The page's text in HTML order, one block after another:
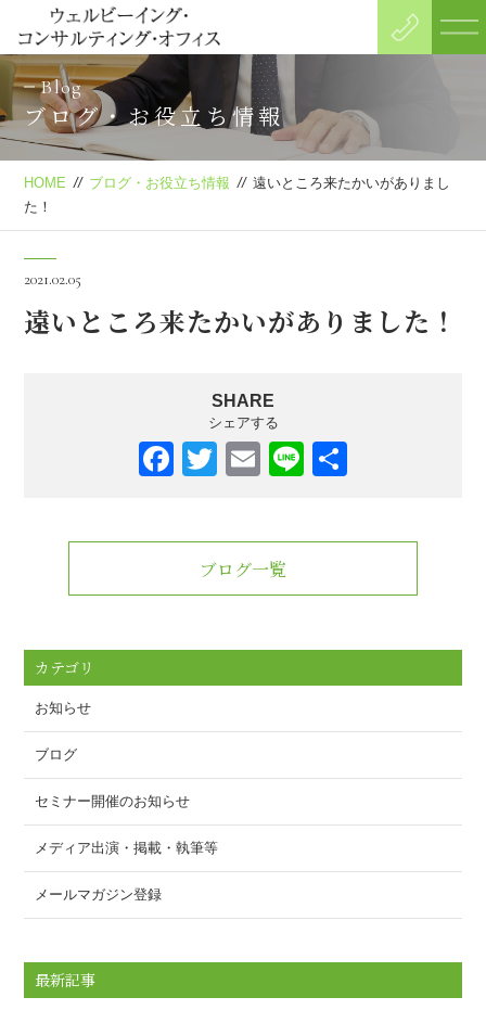
Blog
ブログ・お役立ち情報
HOME // ブログ・お役立ち情報 // 遠いところ来たかいがありまし
た！
2021.02.05
遠いところ来たかいがありました！
SHARE
シェアする
F
b
T
er
E
Li
ブログ一覧
カテゴリ
お知らせ
ブログ
セミナー開催のお知らせ
メディア出演・掲載・執筆等
メールマガジン登録
最新記事